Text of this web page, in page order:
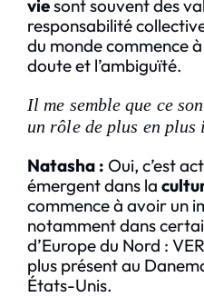
viesont souvent des
responsabilité
du monde commence
doute et l’ambiguïté.
Il me semble que ce
un rôle de plus en plus
Natasha : Oui, c’est
émergent dans la
commence à avoir un
notamment dans
d’Europe du Nord :
plus présent au
États-Unis.